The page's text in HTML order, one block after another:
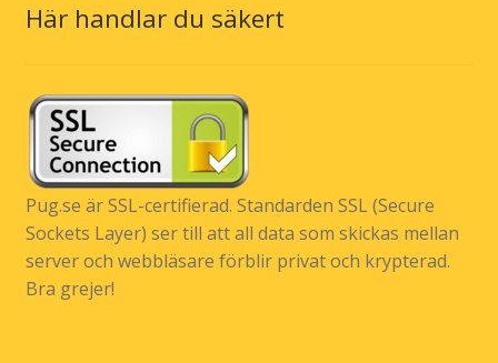
Här handlar du säkert
Pug.se är SSL-certifierad. Standarden SSL (Secure
Sockets Layer) ser till att all data som skickas mellan
server och webbläsare förblir privat och krypterad.
Bra grejer!